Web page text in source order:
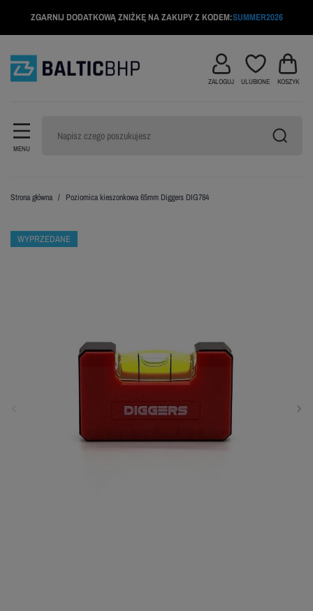
ZGARNIJ DODATKOWĄ ZNIŻKĘ NA ZAKUPY Z KODEM:SUMMER2026
MENU
ZALOGUJ ULUBIONE KOSZYK
Strona główna Poziomica kieszonkowa 65mm Diggers DIG784
WYPRZEDANE